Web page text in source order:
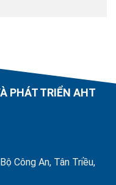
PHÁT TRIỂN AHT
Công An, Tân Triều,